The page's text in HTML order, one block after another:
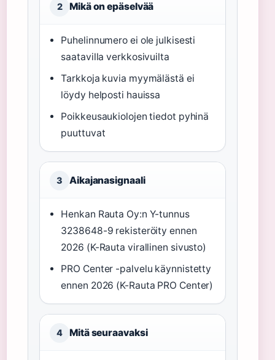
2 Mikä on epäselvää
Puhelinnumero ei ole julkisesti
saatavilla verkkosivuilta
Tarkkoja kuvia myymälästä ei
löydy helposti hauissa
Poikkeusaukiolojen tiedot pyhinä
puuttuvat
3 Aikajanasignaali
Henkan Rauta Oy:n Y-tunnus
3238648-9 rekisteröity ennen
2026 (K-Rauta virallinen sivusto)
PRO Center -palvelu käynnistetty
ennen 2026 (K-Rauta PRO Center)
4 Mitä seuraavaksi